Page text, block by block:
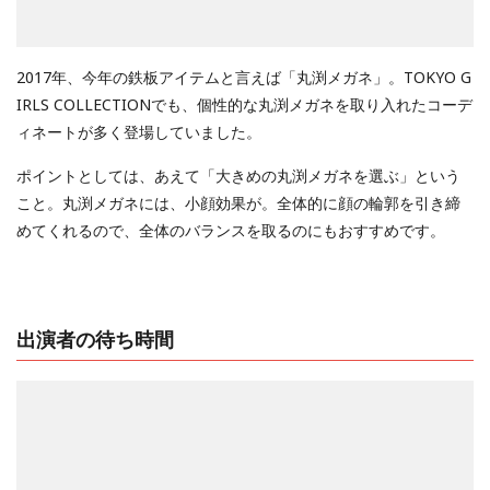
2017年、今年の鉄板アイテムと言えば「丸渕メガネ」。TOKYO G
IRLS COLLECTIONでも、個性的な丸渕メガネを取り入れたコーデ
ィネートが多く登場していました。
ポイントとしては、あえて「大きめの丸渕メガネを選ぶ」という
こと。丸渕メガネには、小顔効果が。全体的に顔の輪郭を引き締
めてくれるので、全体のバランスを取るのにもおすすめです。
出演者の待ち時間